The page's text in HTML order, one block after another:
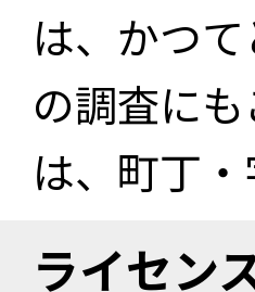
は、かつ
の調査に
は、町丁
ライセン